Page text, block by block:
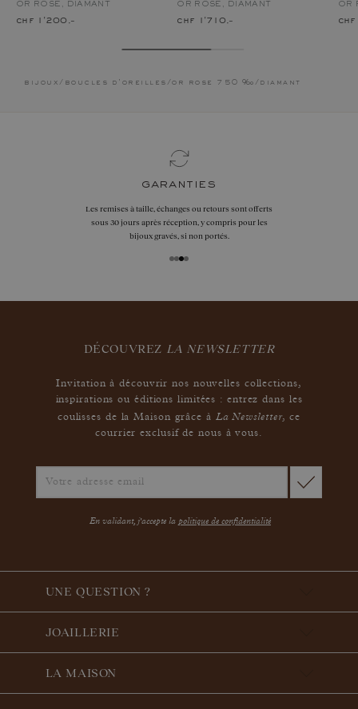
OR ROSE, DIAMANT
chf 1'200.–
OR ROSE, DIAMANT
chf 1'710.–
OR
chf
bijoux / boucles d'oreilles / or rose 750 ‰ / diamant
garanties
Les remises à taille, échanges ou retours sont offerts
sous 30 jours après réception, y compris pour les
bijoux gravés, si non portés.
DÉCOUVREZ LA NEWSLETTER
Invitation à découvrir nos nouvelles collections,
inspirations ou éditions limitées : entrez dans les
coulisses de la Maison grâce à La Newsletter,ce
courrier exclusif de nous à vous.
En validant, j'accepte la politique de confidentialité
UNE QUESTION ?
JOAILLERIE
LA MAISON